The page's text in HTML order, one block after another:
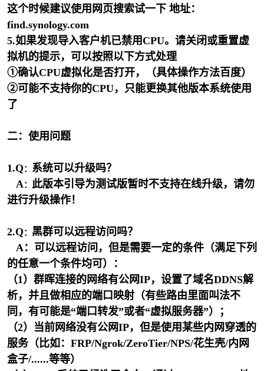
这个时候建议使用网页搜索试一下 地址：
find.synology.com
5.如果发现导入客户机已禁用CPU。请关闭或重置虚
拟机的提示，可以按照以下方式处理
①确认CPU虚拟化是否打开，（具体操作方法百度）
②可能不支持你的CPU，只能更换其他版本系统使用
了
二：使用问题
1.Q ： 系统可以升级吗？
A： 此版本引导为测试版暂时不支持在线升级，请勿
进行升级操作！
2.Q ： 黑群可以远程访问吗？
A：可以远程访问，但是需要一定的条件（满足下列
的任意一个条件均可）：
（1）群晖连接的网络有公网IP，设置了域名DDNS解
析，并且做相应的端口映射（有些路由里面叫法不
同，有可能是“端口转发”或者“虚拟服务器”）；
（2）当前网络没有公网IP，但是使用某些内网穿透的
服务（比如：FRP/Ngrok/ZeroTier/NPS/花生壳/内网
盒子/......等等）